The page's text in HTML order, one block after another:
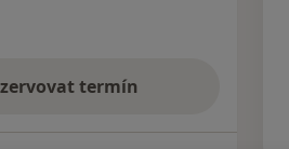
termín